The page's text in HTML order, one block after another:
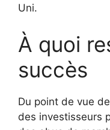
Uni.
À quoi
succès
Du point de vue
des investisseurs